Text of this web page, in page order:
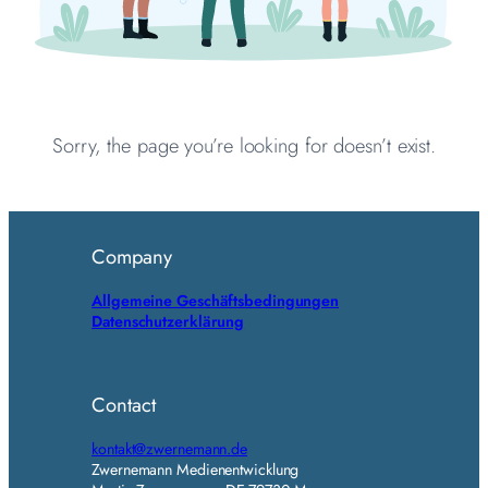
Sorry, the page you’re looking for doesn’t exist.
Company
Allgemeine Geschäftsbedingungen
Datenschutzerklärung
Contact
kontakt@zwernemann.de
Zwernemann Medienentwicklung